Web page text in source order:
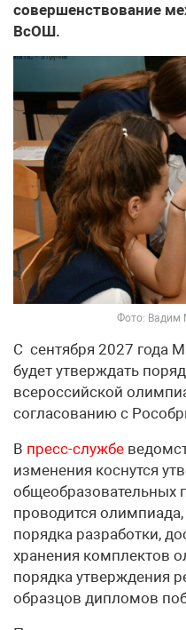
совершенствование
ВсОШ.
Фото: Вадим
С сентября 2027 года
будет утверждать
всероссийской
согласованию с
В пресс-службе
изменения коснутся
общеобразовательных
проводится
порядка разработки,
хранения комплектов
порядка утверждения
образцов дипломов